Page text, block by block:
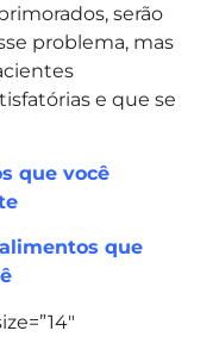
serão
problema, mas
e que se
que você
que